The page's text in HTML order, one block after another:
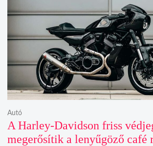
A Harley-Davidson friss
megerősítik a lenyűgöző café
Autó